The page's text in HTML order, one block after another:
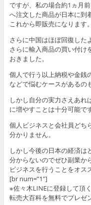
ですが、私の場合約1ヵ月
へ注文した商品が日本に到
これから即販売になります。
さらに中国はほぼ回復した
さらに輸入商品の買い付け
おきました。
個人で行う以上納税や金銭
などで悩むケースがあるの
しかし自分の実力さえあれ
に増やすことは十分可能です
個人ビジネスと会社員どち
分かりません。
しかし今後の日本の経済は
分からないのでぜひ副業か
ビジネスを行うことをオス
[br num=”1″]
※佐々木LINEに登録して頂
転売大百科を無料でプレゼ